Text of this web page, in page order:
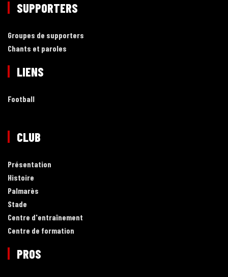
SUPPORTERS
Groupes de supporters
Chants et paroles
LIENS
Football
CLUB
Présentation
Histoire
Palmarès
Stade
Centre d'entraînement
Centre de formation
PROS